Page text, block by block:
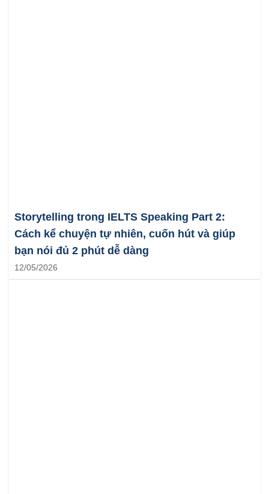
Storytelling trong IELTS Speaking Part 2:
Cách kể chuyện tự nhiên, cuốn hút và giúp
bạn nói đủ 2 phút dễ dàng
12/05/2026